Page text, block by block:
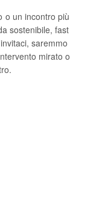
o un incontro più
sostenibile, fast
saremmo
mirato o